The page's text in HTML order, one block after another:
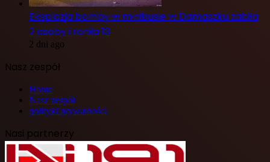
Eksplozja bomby w minibusie w Damaszku zabiła
2 osoby i raniła 13
2 dni ago
Nasz zespół
Home
Nasz zespół
polityki prywatności
Nasi partnerzy